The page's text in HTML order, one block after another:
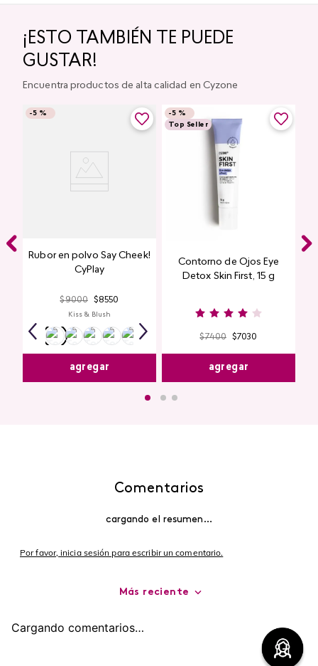
¡ESTO TAMBIÉN TE PUEDE
GUSTAR!
Encuentra productos de alta calidad en Cyzone
-5 %
Rubor en polvo Say Cheek!
CyPlay
$9000 $8550
Kiss & Blush
agregar
-5 %
Top Seller
Contorno de Ojos Eye
Detox Skin First, 15 g
$7400 $7030
agregar
Comentarios
cargando el resumen…
Por favor, inicia sesión para escribir un comentario.
Más reciente
Cargando comentarios…